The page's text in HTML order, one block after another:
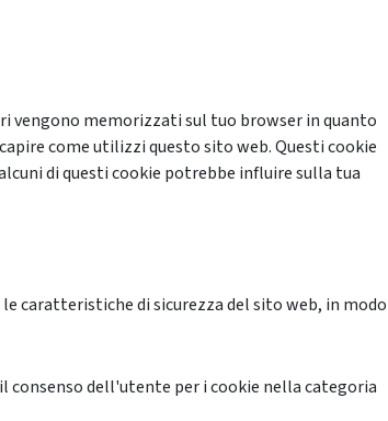
vengono memorizzati sul tuo browser in quanto
come utilizzi questo sito web. Questi cookie
di questi cookie potrebbe influire sulla tua
caratteristiche di sicurezza del sito web, in modo
consenso dell'utente per i cookie nella categoria